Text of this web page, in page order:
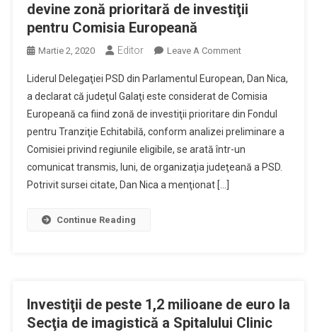
devine zonă prioritară de investiţii
pentru Comisia Europeană
Martie 2, 2020 Editor Leave A CommentOn
Dan
Nica:
Galaţi
Devine
Zonă
Prioritară
Liderul Delegaţiei PSD din Parlamentul European, Dan Nica,
a declarat că judeţul Galaţi este considerat de Comisia
Europeană ca fiind zonă de investiţii prioritare din Fondul
pentru Tranziţie Echitabilă, conform analizei preliminare a
Comisiei privind regiunile eligibile, se arată într-un
comunicat transmis, luni, de organizaţia judeţeană a PSD.
Potrivit sursei citate, Dan Nica a menţionat […]
Continue Reading
Investiţii de peste 1,2 milioane de euro la
Secţia de imagistică a Spitalului Clinic